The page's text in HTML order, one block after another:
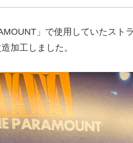
」で使用していたスト
加工しました。